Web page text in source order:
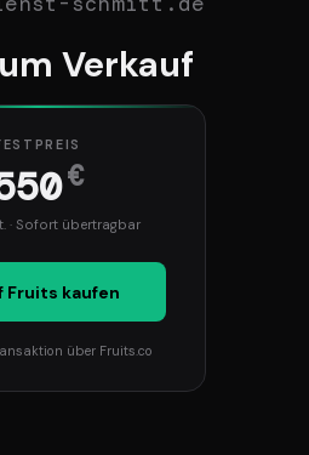
Verkauf
€
· Sofort übertragbar
Fruits kaufen
über Fruits.co